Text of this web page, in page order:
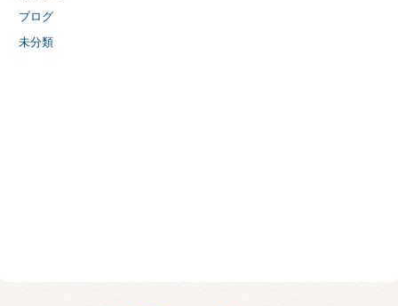
ブログ
未分類